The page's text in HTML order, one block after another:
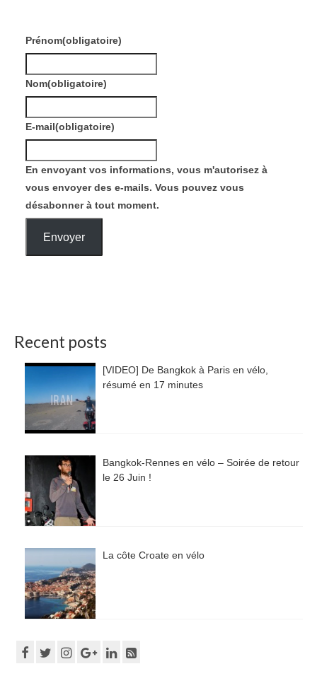
Prénom(obligatoire)
Nom(obligatoire)
E-mail(obligatoire)
En envoyant vos informations, vous m'autorisez à
vous envoyer des e-mails. Vous pouvez vous
désabonner à tout moment.
Envoyer
Recent posts
[VIDEO] De Bangkok à Paris en vélo,
résumé en 17 minutes
Bangkok-Rennes en vélo – Soirée de retour
le 26 Juin !
La côte Croate en vélo